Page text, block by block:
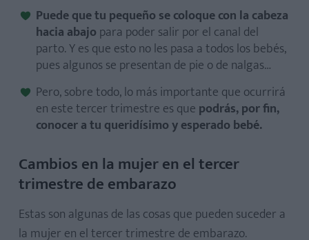
Puede que tu pequeño se coloque con la cabeza
hacia abajo para poder salir por el canal del
parto. Y es que esto no les pasa a todos los bebés,
pues algunos se presentan de pie o de nalgas…
Pero, sobre todo, lo más importante que ocurrirá
en este tercer trimestre es que podrás, por fin,
conocer a tu queridísimo y esperado bebé.
Cambios en la mujer en el tercer
trimestre de embarazo
Estas son algunas de las cosas que pueden suceder a
la mujer en el tercer trimestre de embarazo.